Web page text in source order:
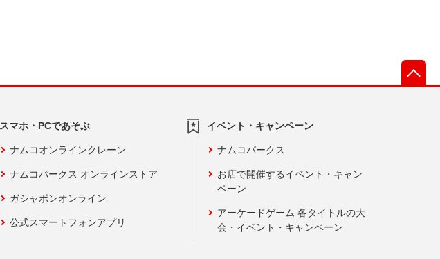
スマホ・PCであそぶ
ナムコオンラインクレーン
ナムコパークス オンラインストア
ガシャポンオンライン
公式スマートフォンアプリ
イベント・キャンペーン
ナムコパークス
お店で開催するイベント・キャン
ペーン
アーケードゲーム 各タイトルの大
会・イベント・キャンペーン